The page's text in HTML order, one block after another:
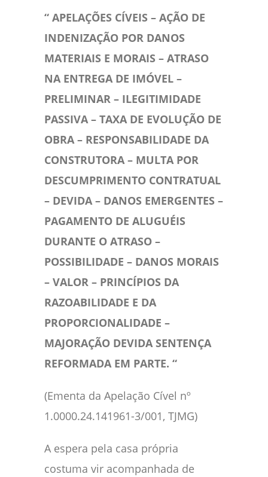
“ APELAÇÕES CÍVEIS – AÇÃO DE
INDENIZAÇÃO POR DANOS
MATERIAIS E MORAIS – ATRASO
NA ENTREGA DE IMÓVEL –
PRELIMINAR – ILEGITIMIDADE
PASSIVA – TAXA DE EVOLUÇÃO DE
OBRA – RESPONSABILIDADE DA
CONSTRUTORA – MULTA POR
DESCUMPRIMENTO CONTRATUAL
– DEVIDA – DANOS EMERGENTES –
PAGAMENTO DE ALUGUÉIS
DURANTE O ATRASO –
POSSIBILIDADE – DANOS MORAIS
– VALOR – PRINCÍPIOS DA
RAZOABILIDADE E DA
PROPORCIONALIDADE –
MAJORAÇÃO DEVIDA SENTENÇA
REFORMADA EM PARTE. “
(Ementa da Apelação Cível nº
1.0000.24.141961-3/001, TJMG)
A espera pela casa própria
costuma vir acompanhada de